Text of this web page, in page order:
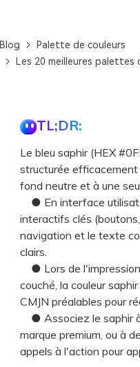
Blog
Palette de couleurs
Les 20 meilleures palettes
TL;DR:
Le bleu saphir (HEX
structurée efficacement
fond neutre et à une
● En interface
interactifs clés
navigation et le texte
clairs.
● Lors de l'impression
couché, la couleur
CMJN préalables pour
● Associez le saphir
marque premium, ou à
appels à l'action pour